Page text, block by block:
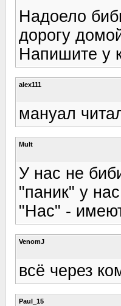
Надоело
дорогу
Напишите у
alex111
мануал
Mult
У нас не
"паник" у
"Нас" -
VenomJ
всё через
Paul_15